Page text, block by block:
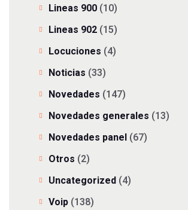
Lineas 900 (10)
Lineas 902 (15)
Locuciones (4)
Noticias (33)
Novedades (147)
Novedades generales (13)
Novedades panel (67)
Otros (2)
Uncategorized (4)
Voip (138)